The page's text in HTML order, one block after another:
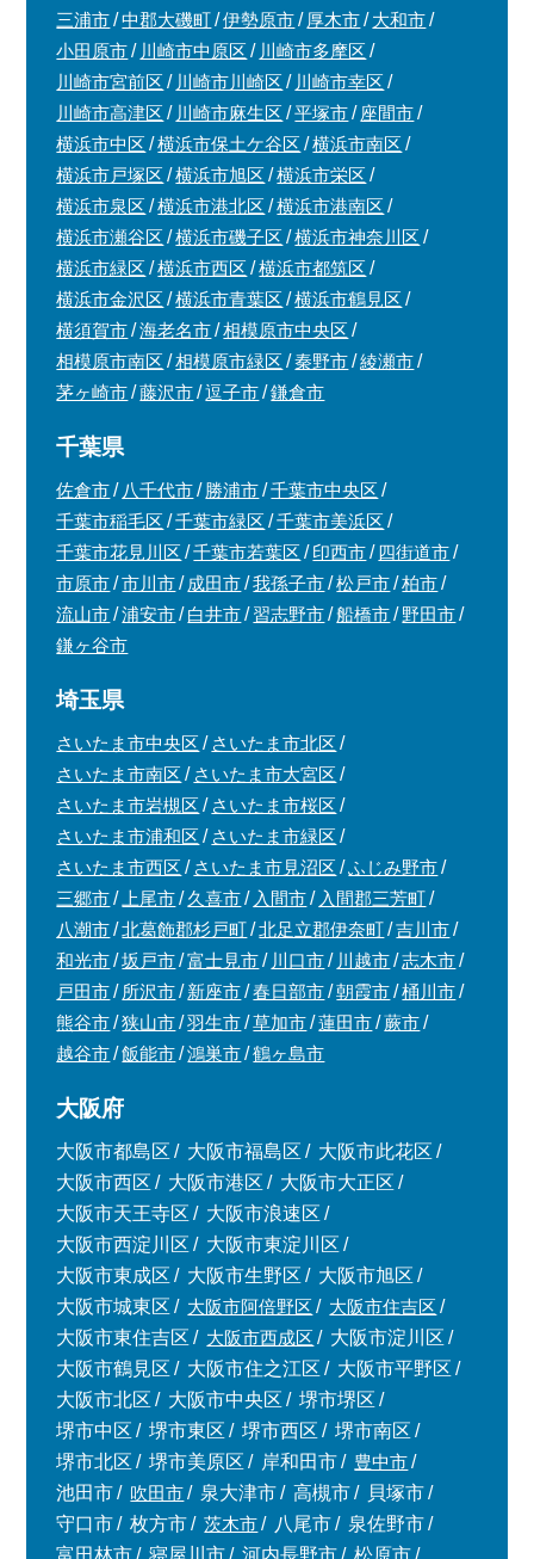
三浦市 中郡大磯町 伊勢原市 厚木市
大和市
小田原市
川崎市中原区
川崎市多摩区
川崎市宮前区
川崎市川崎区
川崎市幸区
川崎市高津区
川崎市麻生区 平塚市
座間市
横浜市中区
横浜市保土ケ谷区
横浜市南区
横浜市戸塚区
横浜市旭区
横浜市栄区
横浜市泉区
横浜市港北区
横浜市港南区
横浜市瀬谷区
横浜市磯子区
横浜市神奈川区
横浜市緑区
横浜市西区
横浜市都筑区
横浜市金沢区
横浜市青葉区
横浜市鶴見区
横須賀市
海老名市
相模原市中央区
相模原市南区
相模原市緑区 秦野市
綾瀬市
茅ヶ崎市
藤沢市 逗子市 鎌倉市
千葉県
佐倉市 八千代市 勝浦市
千葉市中央区
千葉市稲毛区
千葉市緑区
千葉市美浜区
千葉市花見川区
千葉市若葉区 印西市
四街道市
市原市
市川市 成田市 我孫子市 松戸市
柏市
流山市
浦安市 白井市 習志野市 船橋市
野田市
鎌ヶ谷市
埼玉県
さいたま市中央区
さいたま市北区
さいたま市南区
さいたま市大宮区
さいたま市岩槻区
さいたま市桜区
さいたま市浦和区
さいたま市緑区
さいたま市西区
さいたま市見沼区
ふじみ野市
三郷市
上尾市 久喜市 入間市
入間郡三芳町
八潮市
北葛飾郡杉戸町 北足立郡伊奈町
吉川市
和光市
坂戸市 富士見市 川口市 川越市
志木市
戸田市
所沢市 新座市 春日部市 朝霞市
桶川市
熊谷市
狭山市 羽生市 草加市 蓮田市
蕨市
越谷市
飯能市 鴻巣市 鶴ヶ島市
大阪府
大阪市都島区 大阪市福島区
大阪市此花区
大阪市西区
大阪市港区
大阪市大正区
大阪市天王寺区
大阪市浪速区
大阪市西淀川区
大阪市東淀川区
大阪市東成区
大阪市生野区
大阪市旭区
大阪市城東区
大阪市阿倍野区
大阪市住吉区
大阪市東住吉区
大阪市西成区
大阪市淀川区
大阪市鶴見区
大阪市住之江区
大阪市平野区
大阪市北区
大阪市中央区
堺市堺区
堺市中区
堺市東区 堺市西区
堺市南区
堺市北区
堺市美原区 岸和田市
豊中市
池田市
吹田市 泉大津市 高槻市
貝塚市
守口市
枚方市 茨木市 八尾市
泉佐野市